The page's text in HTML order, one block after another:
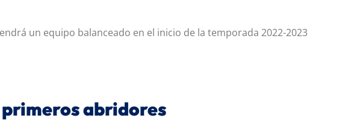
un equipo balanceado en el inicio de la temporada 2022-2023
abridores